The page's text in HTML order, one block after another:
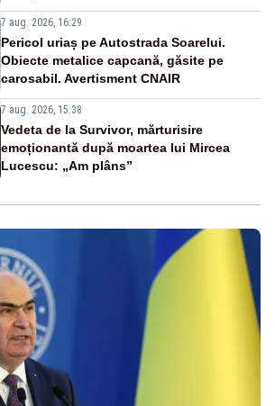
7 aug. 2026, 16:29
Pericol uriaș pe Autostrada Soarelui.
Obiecte metalice capcană, găsite pe
carosabil. Avertisment CNAIR
7 aug. 2026, 15:38
Vedeta de la Survivor, mărturisire
emoționantă după moartea lui Mircea
Lucescu: „Am plâns”